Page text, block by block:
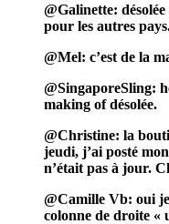
@Galinette: désolée
pour les autres
@Mel: c’est de la
@SingaporeSling:
making of désolée.
@Christine: la
jeudi, j’ai posté
n’était pas à jour.
@Camille Vb: oui
colonne de droite «